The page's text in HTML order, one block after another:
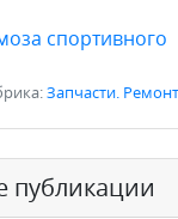
спортивного
Запчасти. Ремонт
публикации